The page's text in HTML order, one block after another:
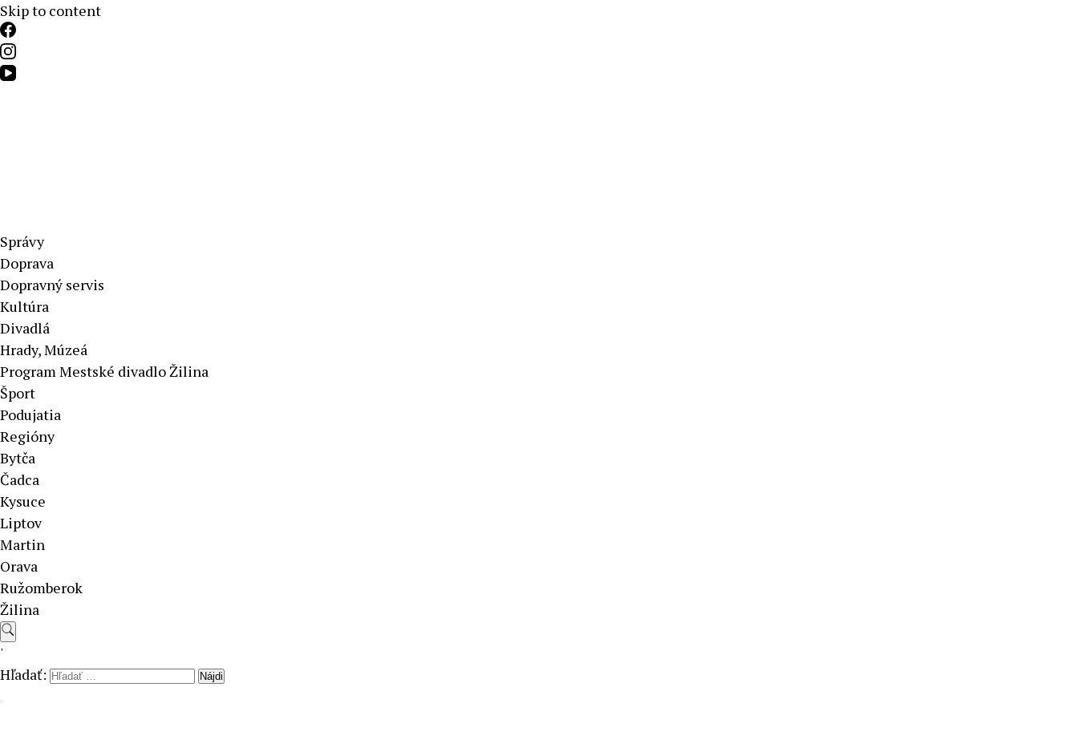
Skip to content
Aktuálne správy – severné Slovensko
Správy
Doprava
Dopravný servis
Kultúra
Divadlá
Hrady, Múzeá
Program Mestské divadlo Žilina
Šport
Podujatia
Regióny
Bytča
Čadca
Kysuce
Liptov
Martin
Orava
Ružomberok
Žilina
'
Hľadať: